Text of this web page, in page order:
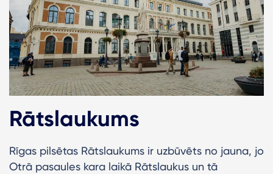
Rātslaukums
Rīgas pilsētas Rātslaukums ir uzbūvēts no jauna, jo
Otrā pasaules kara laikā Rātslaukus un tā